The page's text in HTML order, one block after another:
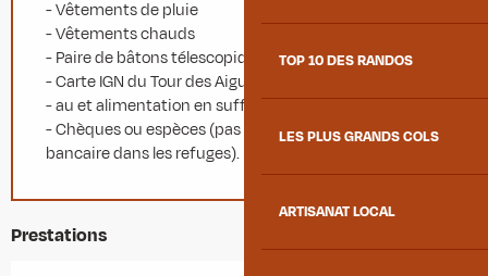
TOP 10 DES RANDOS
LES PLUS GRANDS COLS
ARTISANAT LOCAL
- Vêtements de pluie
- Vêtements chauds
- Paire de bâtons télescopique
- Carte IGN du Tour des Aiguilles d'Arves
- au et alimentation en suffisance.
- Chèques ou espèces (pas toujours de terminal
bancaire dans les refuges).
Prestations